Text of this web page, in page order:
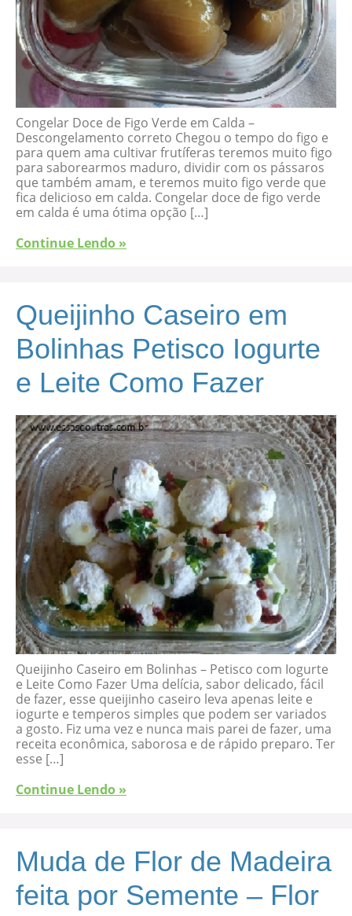
Congelar Doce de Figo Verde em Calda –
Descongelamento correto Chegou o tempo do figo e
para quem ama cultivar frutíferas teremos muito figo
para saborearmos maduro, dividir com os pássaros
que também amam, e teremos muito figo verde que
fica delicioso em calda. Congelar doce de figo verde
em calda é uma ótima opção […]
Continue Lendo »
Queijinho Caseiro em
Bolinhas Petisco Iogurte
e Leite Como Fazer
Queijinho Caseiro em Bolinhas – Petisco com Iogurte
e Leite Como Fazer Uma delícia, sabor delicado, fácil
de fazer, esse queijinho caseiro leva apenas leite e
iogurte e temperos simples que podem ser variados
a gosto. Fiz uma vez e nunca mais parei de fazer, uma
receita econômica, saborosa e de rápido preparo. Ter
esse […]
Continue Lendo »
Muda de Flor de Madeira
feita por Semente – Flor